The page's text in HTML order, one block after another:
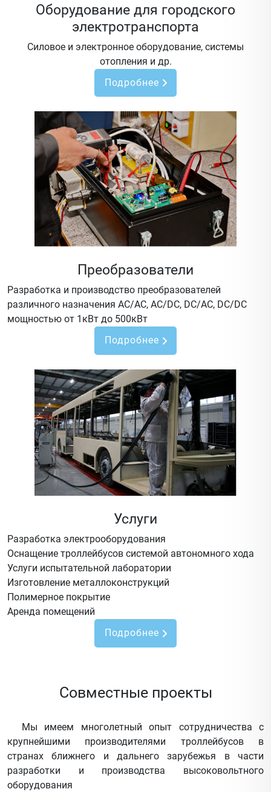
Оборудование для городского
электротранспорта
Силовое и электронное оборудование, системы
отопления и др.
Подробнее
Преобразователи
Разработка и производство преобразователей
различного назначения AC/AC, AC/DC, DC/AC, DC/DC
мощностью от 1кВт до 500кВт
Подробнее
Услуги
Разработка электрооборудования
Оснащение троллейбусов системой автономного хода
Услуги испытательной лаборатории
Изготовление металлоконструкций
Полимерное покрытие
Аренда помещений
Подробнее
Совместные проекты
Мы имеем многолетный опыт сотрудничества с
крупнейшими производителями троллейбусов в
странах ближнего и дальнего зарубежья в части
разработки и производства высоковольтного
оборудования